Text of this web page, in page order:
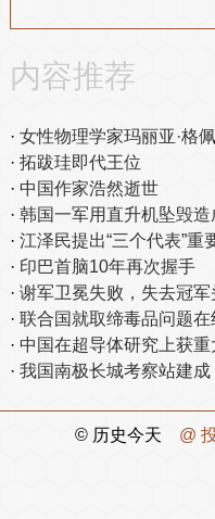
内容推荐
女性物理学家玛丽亚·格
拓跋珪即代王位
中国作家浩然逝世
韩国一军用直升机坠毁
江泽民提出“三个代表”重
印巴首脑10年再次握手
谢军卫冕失败，失去冠军
联合国就取缔毒品问题
中国在超导体研究上获重
我国南极长城考察站建成
© 历史今天 @